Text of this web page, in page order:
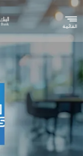
إلى المحتوى الرئيسي
القائمة